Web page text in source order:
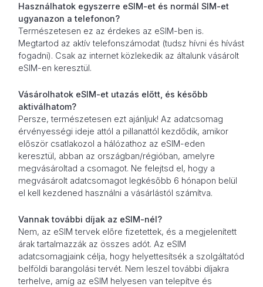
Használhatok egyszerre eSIM-et és normál SIM-et
ugyanazon a telefonon?
Természetesen ez az érdekes az eSIM-ben is.
Megtartod az aktív telefonszámodat (tudsz hívni és hívást
fogadni). Csak az internet közlekedik az általunk vásárolt
eSIM-en keresztül.
Vásárolhatok eSIM-et utazás előtt, és később
aktiválhatom?
Persze, természetesen ezt ajánljuk! Az adatcsomag
érvényességi ideje attól a pillanattól kezdődik, amikor
először csatlakozol a hálózathoz az eSIM-eden
keresztül, abban az országban/régióban, amelyre
megvásároltad a csomagot. Ne felejtsd el, hogy a
megvásárolt adatcsomagot legkésőbb 6 hónapon belül
el kell kezdened használni a vásárlástól számítva.
Vannak további díjak az eSIM-nél?
Nem, az eSIM tervek előre fizetettek, és a megjelenített
árak tartalmazzák az összes adót. Az eSIM
adatcsomagjaink célja, hogy helyettesítsék a szolgáltatód
belföldi barangolási tervét. Nem leszel további díjakra
terhelve, amíg az eSIM helyesen van telepítve és